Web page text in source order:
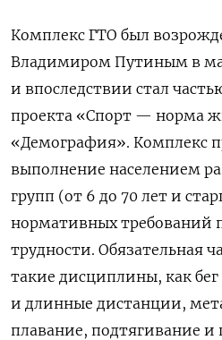
Комплекс ГТО был
Владимиром Путиным в
и впоследствии стал
проекта «Спорт — норма
«Демография». Комплекс
выполнение населением
групп (от 6 до 70 лет и
нормативных требований
трудности. Обязательная
такие дисциплины, как бег
и длинные дистанции,
плавание, подтягивание